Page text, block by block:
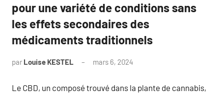
pour une variété de conditions sans
les effets secondaires des
médicaments traditionnels
par Louise KESTEL mars 6, 2024
Le CBD, un composé trouvé dans la plante de cannabis,